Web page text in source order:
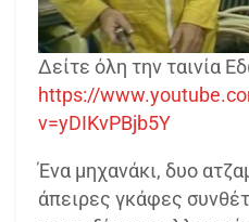
Δείτε όλη την ταινία
https://
v=yDIKvPBjb5Y
Ένα μηχανάκι, δυο
άπειρες γκάφες